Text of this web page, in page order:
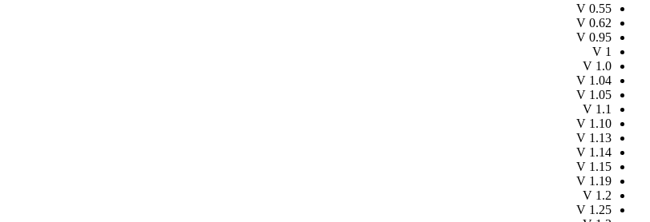
0.55
V
0.62
V
0.95
V
1
V
1.0
V
1.04
V
1.05
V
1.1
V
1.10
V
1.13
V
1.14
V
1.15
V
1.19
V
1.2
V
1.25
V